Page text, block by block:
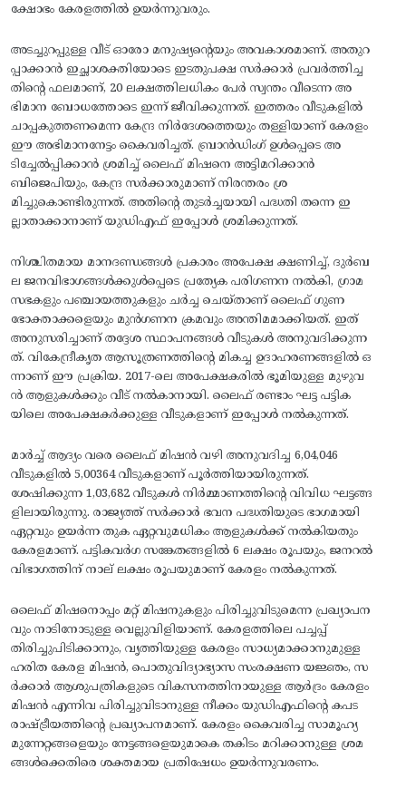
ക്ഷോഭം കേരളത്തില്‍ ഉയര്‍ന്നുവരും.
അടച്ചുറപ്പുള്ള വീട്‌ ഓരോ മനുഷ്യന്റെയും അവകാശമാണ്‌. അതുറ
പ്പാക്കാന്‍ ഇച്ഛാശക്തിയോടെ ഇടതുപക്ഷ സര്‍ക്കാര്‍ പ്രവര്‍ത്തിച്ച
തിന്റെ ഫലമാണ്‌, 20 ലക്ഷത്തിലധികം പേര്‍ സ്വന്തം വീടെന്ന അ
ഭിമാന ബോധത്തോടെ ഇന്ന്‌ ജീവിക്കുന്നത്‌. ഇത്തരം വീടുകളില്‍
ചാപ്പകുത്തണമെന്ന കേന്ദ്ര നിര്‍ദേശത്തെയും തള്ളിയാണ്‌ കേരളം
ഈ അഭിമാനനേട്ടം കൈവരിച്ചത്‌. ബ്രാന്‍ഡിംഗ്‌ ഉള്‍പ്പെടെ അ
ടിച്ചേല്‍പ്പിക്കാന്‍ ശ്രമിച്ച്‌ ലൈഫ്‌ മിഷനെ അട്ടിമറിക്കാന്‍
ബിജെപിയും, കേന്ദ്ര സര്‍ക്കാരുമാണ്‌ നിരന്തരം ശ്ര
മിച്ചുകൊണ്ടിരുന്നത്‌. അതിന്റെ തുടര്‍ച്ചയായി പദ്ധതി തന്നെ ഇ
ല്ലാതാക്കാനാണ്‌ യുഡിഎഫ്‌ ഇപ്പോള്‍ ശ്രമിക്കുന്നത്‌.
നിശ്ചിതമായ മാനദണ്ഡങ്ങള്‍ പ്രകാരം അപേക്ഷ ക്ഷണിച്ച്‌, ദുര്‍ബ
ല ജനവിഭാഗങ്ങള്‍ക്കുള്‍പ്പെടെ പ്രത്യേക പരിഗണന നല്‍കി, ഗ്രാമ
സഭകളും പഞ്ചായത്തുകളും ചര്‍ച്ച ചെയ്‌താണ്‌ ലൈഫ്‌ ഗുണ
ഭോക്താക്കളെയും മുന്‍ഗണന ക്രമവും അന്തിമമാക്കിയത്‌. ഇത്‌
അനുസരിച്ചാണ്‌ തദ്ദേശ സ്ഥാപനങ്ങള്‍ വീടുകള്‍ അനുവദിക്കുന്ന
ത്‌. വികേന്ദ്രീകൃത ആസൂത്രണത്തിന്റെ മികച്ച ഉദാഹരണങ്ങളില്‍ ഒ
ന്നാണ്‌ ഈ പ്രക്രിയ. 2017-ലെ അപേക്ഷകരില്‍ ഭൂമിയുള്ള മുഴുവ
ന്‍ ആളുകള്‍ക്കും വീട്‌ നല്‍കാനായി. ലൈഫ്‌ രണ്ടാം ഘട്ട പട്ടിക
യിലെ അപേക്ഷകര്‍ക്കുള്ള വീടുകളാണ്‌ ഇപ്പോള്‍ നല്‍കുന്നത്‌.
മാര്‍ച്ച്‌ ആദ്യം വരെ ലൈഫ്‌ മിഷന്‍ വഴി അനുവദിച്ച 6,04,046
വീടുകളില്‍ 5,00364 വീടുകളാണ്‌ പൂര്‍ത്തിയായിരുന്നത്‌.
ശേഷിക്കുന്ന 1,03,682 വീടുകള്‍ നിര്‍മ്മാണത്തിന്റെ വിവിധ ഘട്ടങ്ങ
ളിലായിരുന്നു. രാജ്യത്ത്‌ സര്‍ക്കാര്‍ ഭവന പദ്ധതിയുടെ ഭാഗമായി
ഏറ്റവും ഉയര്‍ന്ന തുക ഏറ്റവുമധികം ആളുകള്‍ക്ക്‌ നല്‍കിയതും
കേരളമാണ്‌. പട്ടികവര്‍ഗ സങ്കേതങ്ങളില്‍ 6 ലക്ഷം രൂപയും, ജനറല്‍
വിഭാഗത്തിന്‌ നാല്‌ ലക്ഷം രൂപയുമാണ്‌ കേരളം നല്‍കുന്നത്‌.
ലൈഫ്‌ മിഷനൊപ്പം മറ്റ്‌ മിഷനുകളും പിരിച്ചുവിടുമെന്ന പ്രഖ്യാപന
വും നാടിനോടുള്ള വെല്ലുവിളിയാണ്‌. കേരളത്തിലെ പച്ചപ്പ്‌
തിരിച്ചുപിടിക്കാനും, വൃത്തിയുള്ള കേരളം സാധ്യമാക്കാനുമുള്ള
ഹരിത കേരള മിഷന്‍, പൊതുവിദ്യാഭ്യാസ സംരക്ഷണ യജ്ഞം, സ
ര്‍ക്കാര്‍ ആശുപത്രികളുടെ വികസനത്തിനായുള്ള ആർദ്രം കേരളം
മിഷന്‍ എന്നിവ പിരിച്ചുവിടാനുള്ള നീക്കം യുഡിഎഫിന്റെ കപട
രാഷ്ട്രീയത്തിന്റെ പ്രഖ്യാപനമാണ്‌. കേരളം കൈവരിച്ച സാമൂഹ്യ
മുന്നേറ്റങ്ങളെയും നേട്ടങ്ങളെയുമാകെ തകിടം മറിക്കാനുള്ള ശ്രമ
ങ്ങള്‍ക്കെതിരെ ശക്തമായ പ്രതിഷേധം ഉയര്‍ന്നുവരണം.